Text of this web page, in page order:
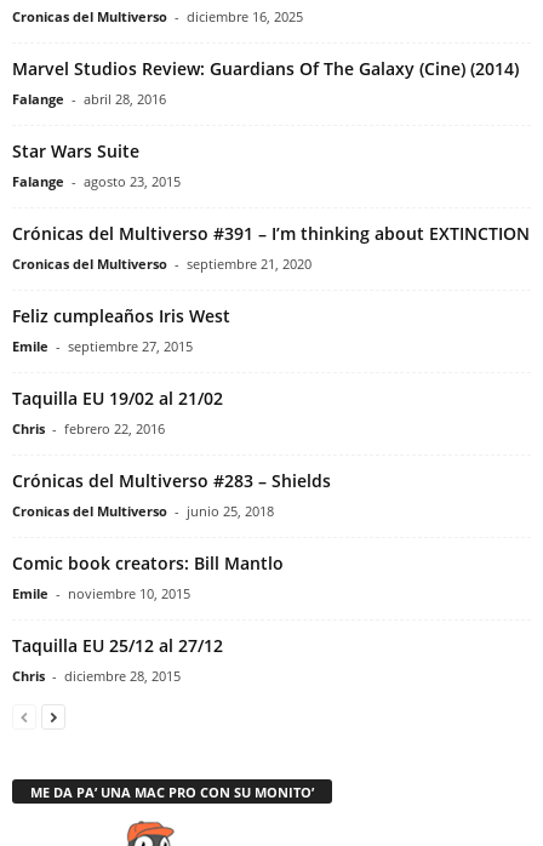
Cronicas del Multiverso - diciembre 16, 2025
Marvel Studios Review: Guardians Of The Galaxy (Cine) (2014)
Falange - abril 28, 2016
Star Wars Suite
Falange - agosto 23, 2015
Crónicas del Multiverso #391 – I’m thinking about EXTINCTION
Cronicas del Multiverso - septiembre 21, 2020
Feliz cumpleaños Iris West
Emile - septiembre 27, 2015
Taquilla EU 19/02 al 21/02
Chris - febrero 22, 2016
Crónicas del Multiverso #283 – Shields
Cronicas del Multiverso - junio 25, 2018
Comic book creators: Bill Mantlo
Emile - noviembre 10, 2015
Taquilla EU 25/12 al 27/12
Chris - diciembre 28, 2015
ME DA PA’ UNA MAC PRO CON SU MONITO’